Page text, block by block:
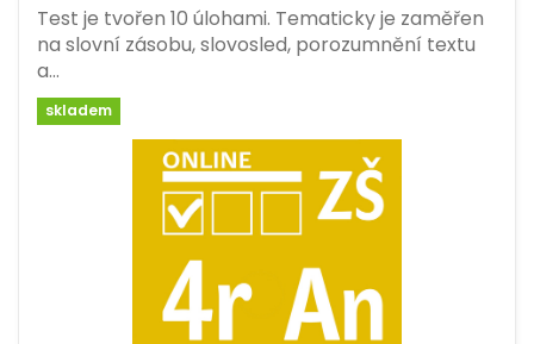
Test je tvořen 10 úlohami. Tematicky je zaměřen
na slovní zásobu, slovosled, porozumnění textu
a…
skladem